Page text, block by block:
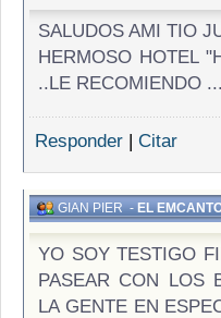
SALUDOS AMI TIO
HERMOSO HOTEL
..LE RECOMIENDO
Responder | Citar
GIAN PIER-EL
YO SOY TESTIGO
PASEAR CON LOS
LA GENTE EN